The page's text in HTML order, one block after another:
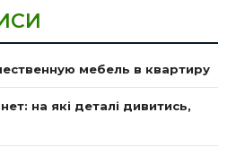
мебель в квартиру
на які деталі дивитись,